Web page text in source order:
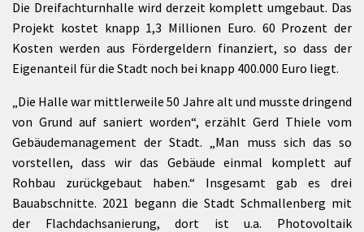
Die Dreifachturnhalle wird derzeit komplett umgebaut. Das
Projekt kostet knapp 1,3 Millionen Euro. 60 Prozent der
Kosten werden aus Fördergeldern finanziert, so dass der
Eigenanteil für die Stadt noch bei knapp 400.000 Euro liegt.
„Die Halle war mittlerweile 50 Jahre alt und musste dringend
von Grund auf saniert worden“, erzählt Gerd Thiele vom
Gebäudemanagement der Stadt. „Man muss sich das so
vorstellen, dass wir das Gebäude einmal komplett auf
Rohbau zurückgebaut haben.“ Insgesamt gab es drei
Bauabschnitte. 2021 begann die Stadt Schmallenberg mit
der Flachdachsanierung, dort ist u.a. Photovoltaik